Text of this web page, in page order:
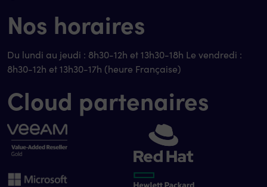
Nos horaires
Du lundi au jeudi : 8h30-12h et 13h30-18h Le vendredi :
8h30-12h et 13h30-17h (heure Française)
Cloud partenaires